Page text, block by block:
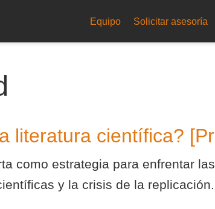
Equipo Solicitar asesoría
literatura científica?
como estrategia para enfrentar
y la crisis de la replicación.